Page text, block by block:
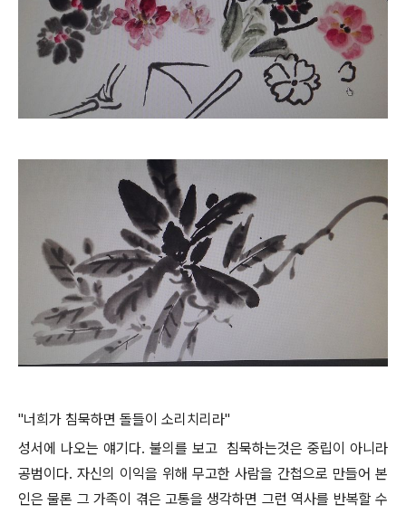
"너희가 침묵하면 돌들이 소리치리라"
성서에 나오는 얘기다. 불의를 보고 침묵하는것은 중립이 아니라
공범이다. 자신의 이익을 위해 무고한 사람을 간첩으로 만들어 본
인은 물론 그 가족이 겪은 고통을 생각하면 그런 역사를 반복할 수